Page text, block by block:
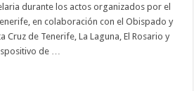
durante los actos organizados por el
en colaboración con el Obispado y
Cruz de Tenerife, La Laguna, El Rosario y
de …